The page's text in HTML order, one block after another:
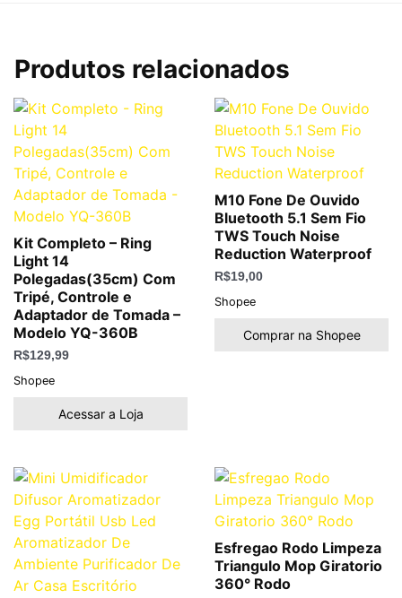
Produtos relacionados
Kit Completo – Ring
Light 14
Polegadas(35cm) Com
Tripé, Controle e
Adaptador de Tomada –
Modelo YQ-360B
R$129,99
Shopee
Acessar a Loja
M10 Fone De Ouvido
Bluetooth 5.1 Sem Fio
TWS Touch Noise
Reduction Waterproof
R$19,00
Shopee
Comprar na Shopee
Esfregao Rodo Limpeza
Triangulo Mop Giratorio
360° Rodo